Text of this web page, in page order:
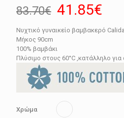
83.70€ Original
price
was:
83.70€.
41.85€
Νυχτικό γυναικείο βαμβακερό
Μήκος 90cm
100% βαμβάκι
Πλύσιμο στους 60°C ,κατάλληλο
Χρώμα